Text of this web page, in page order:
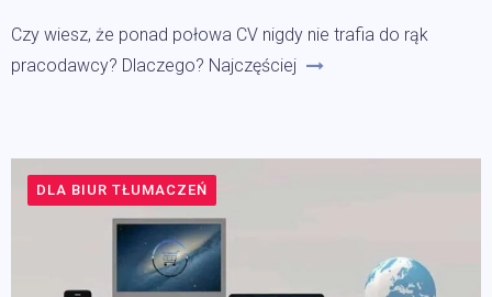
Czy wiesz, że ponad połowa CV nigdy nie trafia do rąk
pracodawcy? Dlaczego? Najczęściej
DLA BIUR TŁUMACZEŃ